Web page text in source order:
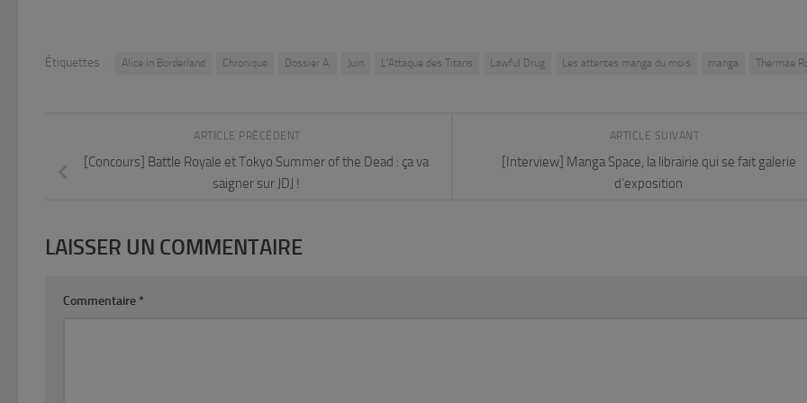
Étiquettes : Alice in Borderland Chronique Dossier A. Juin L'Attaque des Titans Lawful Drug Les attentes manga du mois manga Thermae
ARTICLE SUIVANT
[Interview] Manga Space, la librairie qui se fait galerie
d’exposition
ARTICLE PRÉCÉDENT
[Concours] Battle Royale et Tokyo Summer of the Dead : ça va
saigner sur JDJ !
LAISSER UN COMMENTAIRE
Commentaire *